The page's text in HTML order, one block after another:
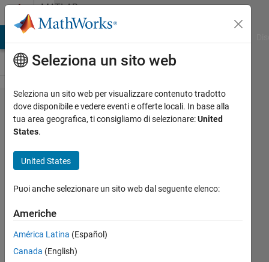
Vai al contenutoMATLAB
Answers
Extract
columns
image
Sara
21 Giu
2021
0
Risposte
Seleziona un sito web
Seleziona un sito web per visualizzare contenuto tradotto
dove disponibile e vedere eventi e offerte locali. In base alla
tua area geografica, ti consigliamo di selezionare:United
States.
United States
Puoi anche selezionare un sito web dal seguente elenco:
Americhe
América Latina (Español)
Canada (English)